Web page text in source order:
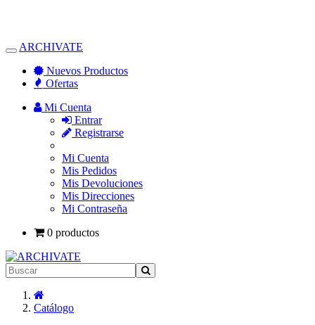
Alternar
Navegación
ARCHIVATE
Nuevos Productos
Ofertas
Mi Cuenta
Entrar
Registrarse
Mi Cuenta
Mis Pedidos
Mis Devoluciones
Mis Direcciones
Mi Contraseña
0 productos
Catálogo